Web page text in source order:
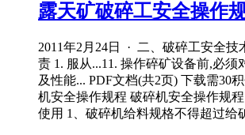
露天矿破碎工安全操作
2011年2月24日 · 二、破碎工安全技
责 1. 服从...11. 操作碎矿设备前,必须
及性能... PDF文档(共2页) 下载需30
机安全操作规程 破碎机安全操作规
使用 1、破碎机给料规格不得超过给